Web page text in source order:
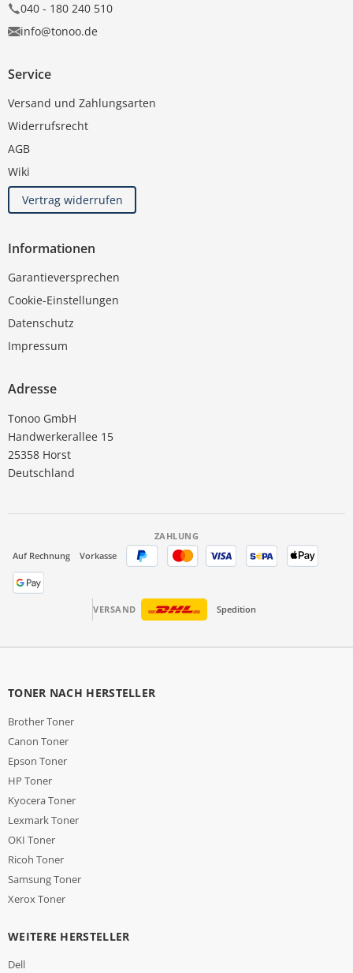
040 - 180 240 510
info@tonoo.de
Service
Versand und Zahlungsarten
Widerrufsrecht
AGB
Wiki
Vertrag widerrufen
Informationen
Garantieversprechen
Cookie-Einstellungen
Datenschutz
Impressum
Adresse
Tonoo GmbH
Handwerkerallee 15
25358 Horst
Deutschland
ZAHLUNG
Auf Rechnung
Vorkasse
VERSAND Spedition
TONER NACH HERSTELLER
Brother Toner
Canon Toner
Epson Toner
HP Toner
Kyocera Toner
Lexmark Toner
OKI Toner
Ricoh Toner
Samsung Toner
Xerox Toner
WEITERE HERSTELLER
Dell